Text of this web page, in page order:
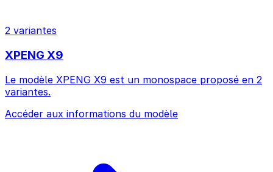
2 variantes
XPENG X9
Le modèle XPENG X9 est un monospace proposé en 2
variantes.
Accéder aux informations du modèle